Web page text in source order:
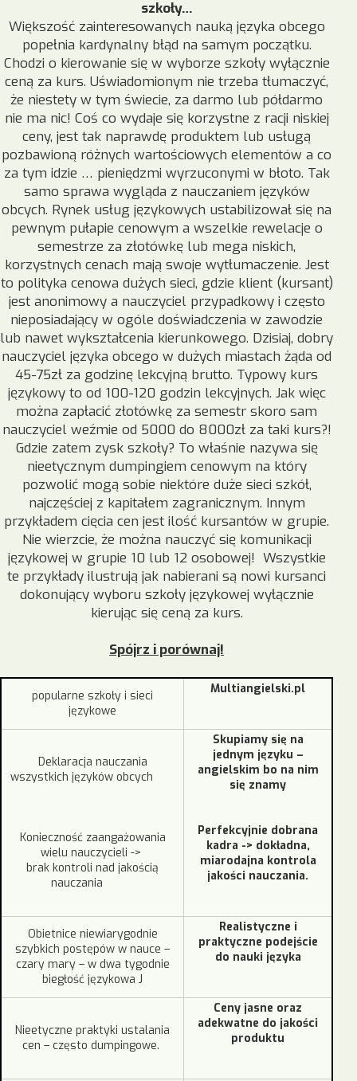
szkoły…
Większość zainteresowanych nauką języka obcego
popełnia kardynalny błąd na samym początku.
Chodzi o kierowanie się w wyborze szkoły wyłącznie
ceną za kurs. Uświadomionym nie trzeba tłumaczyć,
że niestety w tym świecie, za darmo lub półdarmo
nie ma nic! Coś co wydaje się korzystne z racji niskiej
ceny, jest tak naprawdę produktem lub usługą
pozbawioną różnych wartościowych elementów a co
za tym idzie … pieniędzmi wyrzuconymi w błoto. Tak
samo sprawa wygląda z nauczaniem języków
obcych. Rynek usług językowych ustabilizował się na
pewnym pułapie cenowym a wszelkie rewelacje o
semestrze za złotówkę lub mega niskich,
korzystnych cenach mają swoje wytłumaczenie. Jest
to polityka cenowa dużych sieci, gdzie klient (kursant)
jest anonimowy a nauczyciel przypadkowy i często
nieposiadający w ogóle doświadczenia w zawodzie
lub nawet wykształcenia kierunkowego. Dzisiaj, dobry
nauczyciel języka obcego w dużych miastach żąda od
45-75zł za godzinę lekcyjną brutto. Typowy kurs
językowy to od 100-120 godzin lekcyjnych. Jak więc
można zapłacić złotówkę za semestr skoro sam
nauczyciel weźmie od 5000 do 8000zł za taki kurs?!
Gdzie zatem zysk szkoły? To właśnie nazywa się
nieetycznym dumpingiem cenowym na który
pozwolić mogą sobie niektóre duże sieci szkół,
najczęściej z kapitałem zagranicznym. Innym
przykładem cięcia cen jest ilość kursantów w grupie.
Nie wierzcie, że można nauczyć się komunikacji
językowej w grupie 10 lub 12 osobowej! Wszystkie
te przykłady ilustrują jak nabierani są nowi kursanci
dokonujący wyboru szkoły językowej wyłącznie
kierując się ceną za kurs.
Spójrz i porównaj!
popularne szkoły i sieci
językowe
Multiangielski.pl
Deklaracja nauczania
wszystkich języków obcych
Konieczność zaangażowania
wielu nauczycieli ->
brak kontroli nad jakością
nauczania
Skupiamy się na
jednym języku –
angielskim bo na nim
się znamy
Perfekcyjnie dobrana
kadra -> dokładna,
miarodajna kontrola
jakości nauczania.
Obietnice niewiarygodnie
szybkich postępów w nauce –
czary mary – w dwa tygodnie
biegłość językowa J
Realistyczne i
praktyczne podejście
do nauki języka
Nieetyczne praktyki ustalania
cen – często dumpingowe.
Ceny jasne oraz
adekwatne do jakości
produktu